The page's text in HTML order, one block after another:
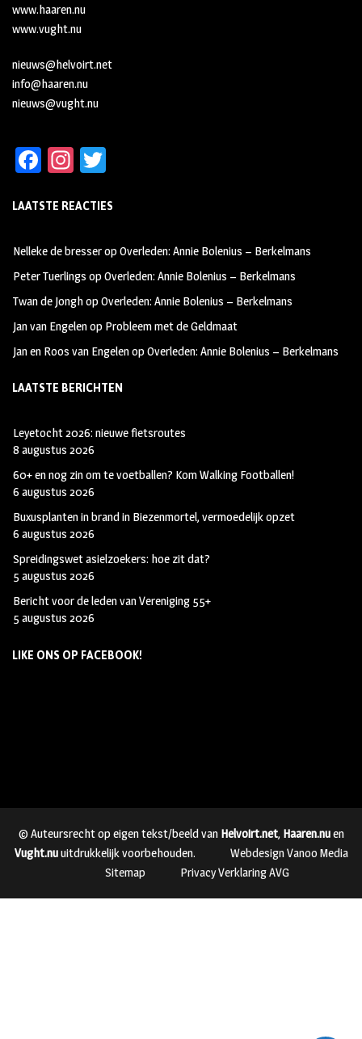
www.haaren.nu
www.vught.nu
nieuws@helvoirt.net
info@haaren.nu
nieuws@vught.nu
Fa
b
oo
k
In
ag
m
tt
LAATSTE REACTIES
Nelleke de bresseropOverleden: Annie Bolenius – Berkelmans
Peter Tuerlings opOverleden: Annie Bolenius – Berkelmans
Twan de JonghopOverleden: Annie Bolenius – Berkelmans
Jan van Engelenop Probleem met de Geldmaat
Jan en Roos van EngelenopOverleden: Annie Bolenius – Berkelmans
LAATSTE BERICHTEN
Leyetocht 2026: nieuwe fietsroutes
8 augustus 2026
60+ en nog zin om te voetballen? Kom Walking Footballen!
6 augustus 2026
Buxusplanten in brand in Biezenmortel, vermoedelijk opzet
6 augustus 2026
Spreidingswet asielzoekers: hoe zit dat?
5 augustus 2026
Bericht voor de leden van Vereniging 55+
5 augustus 2026
LIKE ONS OP FACEBOOK!
© Auteursrecht op eigen tekst/beeld van Helvoirt.net, Haaren.nuen
Vught.nuuitdrukkelijk voorbehouden.
Webdesign Vanoo Media
Sitemap
Privacy Verklaring AVG